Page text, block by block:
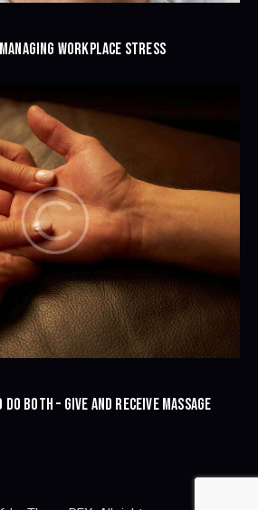
WORKPLACE STRESS
BOTH – GIVE AND RECEIVE MASSAGE